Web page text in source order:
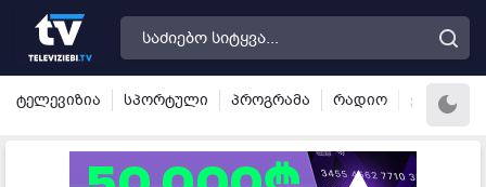
ტელევიზია სპორტული პროგრამა რადიო ვალუტა